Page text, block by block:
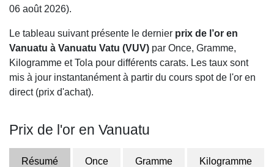
06 août 2026).
Le tableau suivant présente le dernier prix de l’or en
Vanuatu à Vanuatu Vatu (VUV) par Once, Gramme,
Kilogramme et Tola pour différents carats. Les taux sont
mis à jour instantanément à partir du cours spot de l'or en
direct (prix d'achat).
Prix de l'or en Vanuatu
Résumé Once Gramme Kilogramme